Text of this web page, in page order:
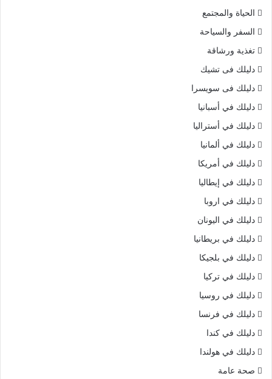
الحياة والمجتمع
السفر والسياحة
تغذية ورشاقة
دليلك فى تشيك
دليلك فى سويسرا
دليلك في أسبانيا
دليلك في أستراليا
دليلك في ألمانيا
دليلك في أمريكا
دليلك في إيطاليا
دليلك في اروبا
دليلك في اليونان
دليلك في بريطانيا
دليلك في بلجيكا
دليلك في تركيا
دليلك في روسيا
دليلك في فرنسا
دليلك في كندا
دليلك في هولندا
صحة عامة